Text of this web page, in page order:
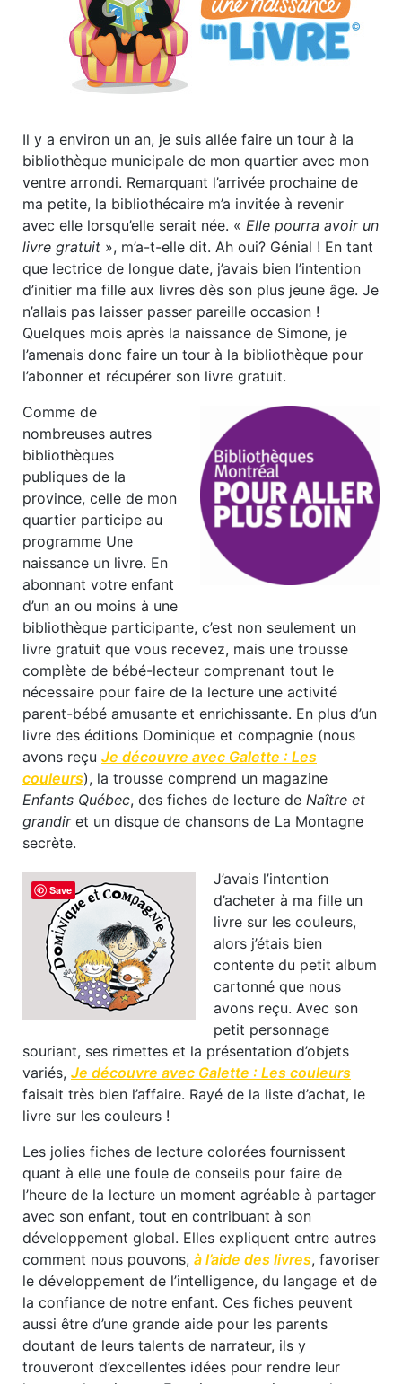
Il y a environ un an, je suis allée faire un tour à la
bibliothèque municipale de mon quartier avec mon
ventre arrondi. Remarquant l’arrivée prochaine de
ma petite, la bibliothécaire m’a invitée à revenir
avec elle lorsqu’elle serait née. « Elle pourra avoir un
livre gratuit », m’a-t-elle dit. Ah oui? Génial ! En tant
que lectrice de longue date, j’avais bien l’intention
d’initier ma fille aux livres dès son plus jeune âge. Je
n’allais pas laisser passer pareille occasion !
Quelques mois après la naissance de Simone, je
l’amenais donc faire un tour à la bibliothèque pour
l’abonner et récupérer son livre gratuit.
Comme de
nombreuses autres
bibliothèques
publiques de la
province, celle de mon
quartier participe au
programme Une
naissance un livre. En
abonnant votre enfant
d’un an ou moins à une
bibliothèque participante, c’est non seulement un
livre gratuit que vous recevez, mais une trousse
complète de bébé-lecteur comprenant tout le
nécessaire pour faire de la lecture une activité
parent-bébé amusante et enrichissante. En plus d’un
livre des éditions Dominique et compagnie (nous
avons reçu Je découvre avec Galette : Les
couleurs), la trousse comprend un magazine
Enfants Québec, des fiches de lecture de Naître et
grandiret un disque de chansons de La Montagne
secrète.
J’avais l’intention
d’acheter à ma fille un
livre sur les couleurs,
alors j’étais bien
contente du petit album
cartonné que nous
avons reçu. Avec son
petit personnage
souriant, ses rimettes et la présentation d’objets
variés, Je découvre avec Galette : Les couleurs
faisait très bien l’affaire. Rayé de la liste d’achat, le
livre sur les couleurs !
Les jolies fiches de lecture colorées fournissent
quant à elle une foule de conseils pour faire de
l’heure de la lecture un moment agréable à partager
avec son enfant, tout en contribuant à son
développement global. Elles expliquent entre autres
comment nous pouvons, à l’aide des livres, favoriser
le développement de l’intelligence, du langage et de
la confiance de notre enfant. Ces fiches peuvent
aussi être d’une grande aide pour les parents
doutant de leurs talents de narrateur, ils y
trouveront d’excellentes idées pour rendre leur
Save